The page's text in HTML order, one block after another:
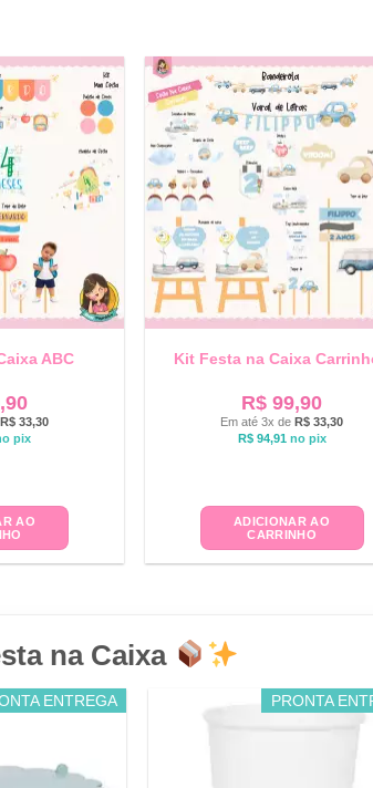
ABC
R$33,30
pix
AO
Kit Festa na Caixa
R$ 99,90
Em até 3x de R$ 33,30
R$94,91 no pix
ADICIONAR AO
CARRINHO
na Caixa
ENTREGA PRONTA